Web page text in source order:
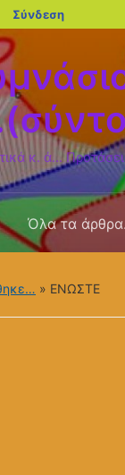
blogs.sch.gr
Σύνδεση
κ. ά…
Όλα τα
» ΕΝΩΣΤΕ